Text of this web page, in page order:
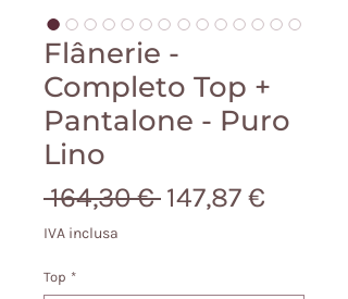
Flânerie -
Completo Top +
Pantalone - Puro
Lino
164,30 € Prezzo
147,87 €
IVA inclusa
Top *